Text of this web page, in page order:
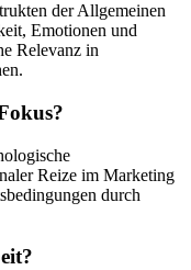
der Allgemeinen
Emotionen und
Relevanz in
Reize im Marketing
durch